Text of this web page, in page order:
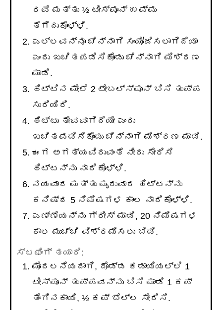
ರವೆ ಮತ್ತು ½ ಟೀಸ್ಪೂನ್ ಉಪ್ಪು
ತೆಗೆದುಕೊಳ್ಳಿ.
ಎಲ್ಲವನ್ನೂ ಚೆನ್ನಾಗಿ ಸಂಯೋಜಿಸಲಾಗಿದೆಯಾ
ಎಂದು ಖಚಿತಪಡಿಸಿಕೊಂಡು ಚೆನ್ನಾಗಿ ಮಿಶ್ರಣ
ಮಾಡಿ.
ಹಿಟ್ಟಿನ ಮೇಲೆ 2 ಟೇಬಲ್ಸ್ಪೂನ್ ಬಿಸಿ ತುಪ್ಪ
ಸುರಿಯಿರಿ.
ಹಿಟ್ಟು ತೇವವಾಗಿದೆಯೇ ಎಂದು
ಖಚಿತಪಡಿಸಿಕೊಂಡು ಚೆನ್ನಾಗಿ ಮಿಶ್ರಣ ಮಾಡಿ.
ಈಗ ಅಗತ್ಯವಿರುವಂತೆ ನೀರು ಸೇರಿಸಿ
ಹಿಟ್ಟನ್ನು ನಾದಿಕೊಳ್ಳಿ.
ನಯವಾದ ಮತ್ತು ಮೃದುವಾದ ಹಿಟ್ಟನ್ನು
ಕನಿಷ್ಠ 5 ನಿಮಿಷಗಳ ಕಾಲ ನಾದಿಕೊಳ್ಳಿ.
ಎಣ್ಣೆಯನ್ನು ಗ್ರೀಸ್ ಮಾಡಿ, 20 ನಿಮಿಷಗಳ
ಕಾಲ ಮುಚ್ಚಿ ವಿಶ್ರಮಿಸಲು ಬಿಡಿ.
ಸ್ಟಫಿಂಗ್ ತಯಾರಿ:
ಮೊದಲನೆಯದಾಗಿ, ದೊಡ್ಡ ಕಡಾಯಿಯಲ್ಲಿ 1
ಟೀಸ್ಪೂನ್ ತುಪ್ಪವನ್ನು ಬಿಸಿ ಮಾಡಿ 1 ಕಪ್
ತೆಂಗಿನಕಾಯಿ, ½ ಕಪ್ ಬೆಲ್ಲ ಸೇರಿಸಿ.